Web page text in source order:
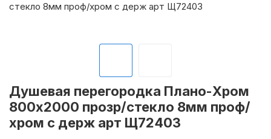
стекло 8мм проф/хром с держ арт Щ72403
Душевая перегородка Плано-Хром
800х2000 прозр/стекло 8мм проф/
хром с держ арт Щ72403